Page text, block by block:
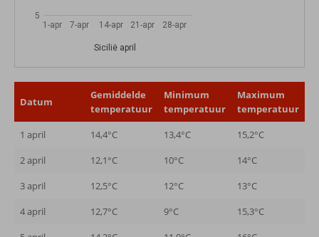
1-apr 7-apr 14-apr 21-apr 28-apr
Sicilië april
5
Datum
Gemiddelde
temperatuur
Minimum
temperatuur
Maximum
temperatuur
1 april
14,4°C 13,4°C
15,2°C
2 april
12,1°C 10°C
14°C
3 april
12,5°C 12°C
13°C
4 april
12,7°C 9°C
15,3°C